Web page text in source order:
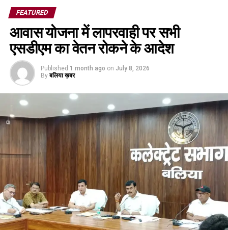
FEATURED
आवास योजना में लापरवाही पर सभी
एसडीएम का वेतन रोकने के आदेश
Published 1 month ago on July 8, 2026
By बलिया ख़बर